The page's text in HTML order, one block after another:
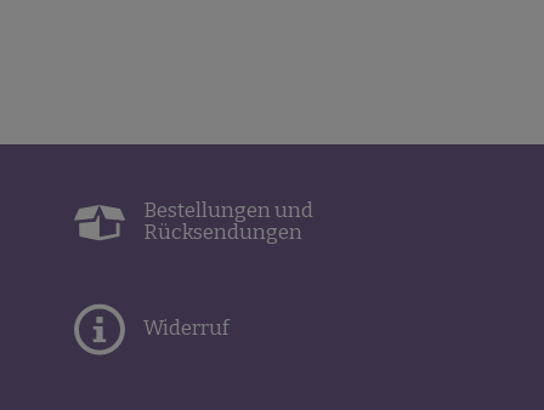
Bestellungen und
Rücksendungen
Widerruf